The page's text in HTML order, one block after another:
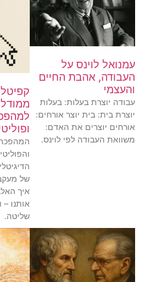
עמנואל לוינס על
העבודה, אהבת החיים
והעצמי
עבודה יוצרת בעלות: בעלות
יוצרת בית: בית יוצר אורחים:
אורחים יוצרים את האדם:
משוואת העבודה לפי לוינס.
של
איך
אותנו –
שליטה.